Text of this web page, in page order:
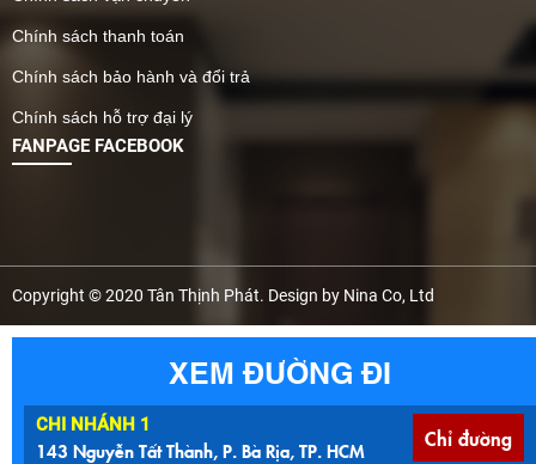
Chính sách thanh toán
Chính sách bảo hành và đổi trả
Chính sách hỗ trợ đại lý
FANPAGE FACEBOOK
Copyright © 2020 Tân Thịnh Phát. Design by Nina Co, Ltd
XEM ĐƯỜNG ĐI
CHI NHÁNH 1
143 Nguyễn Tất Thành, P. Bà Rịa, TP. HCM Chỉ đường